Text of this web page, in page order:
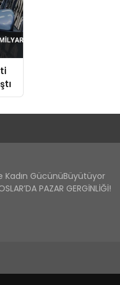
Kadın GücünüBüyütüyor
PAZAR GERGİNLİĞİ!